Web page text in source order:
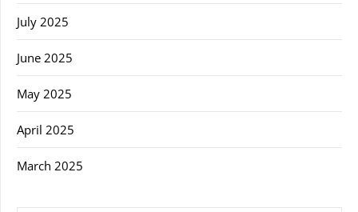
July 2025
June 2025
May 2025
April 2025
March 2025